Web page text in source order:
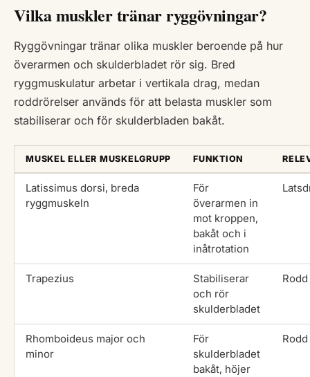
Vilka muskler tränar ryggövningar?
Ryggövningar tränar olika muskler beroende på hur
överarmen och skulderbladet rör sig. Bred
ryggmuskulatur arbetar i vertikala drag, medan
roddrörelser används för att belasta muskler som
stabiliserar och för skulderbladen bakåt.
MUSKEL ELLER MUSKELGRUPP FUNKTION
Latissimus dorsi, breda
ryggmuskeln
För
överarmen in
mot kroppen,
bakåt och i
inåtrotation
Trapezius
Stabiliserar
och rör
skulderbladet
Rodd
Rhomboideus major och
minor
För
skulderbladet
bakåt, höjer
Rodd